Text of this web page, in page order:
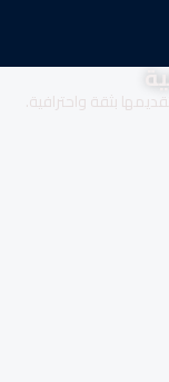
بثقة واحترافية.